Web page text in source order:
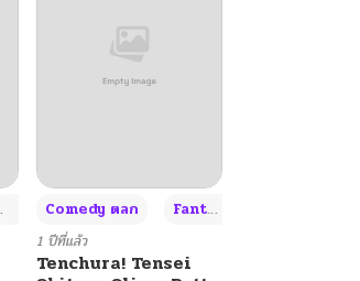
Adult ผู้ใหญ่ +4
Comedy ตลก Fantasy แฟนตาซี
1 ปีที่แล้ว
Tenchura! Tensei